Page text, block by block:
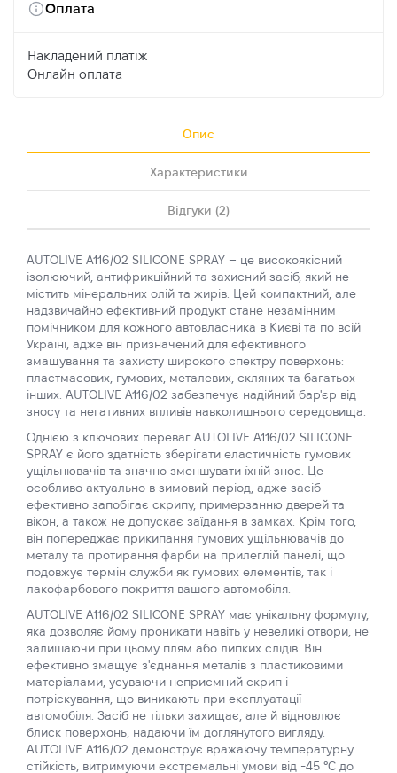
Оплата
Накладений платіж
Онлайн оплата
Опис
Характеристики
Відгуки (2)
AUTOLIVE A116/02 SILICONE SPRAY – це високоякісний
ізолюючий, антифрикційний та захисний засіб, який не
містить мінеральних олій та жирів. Цей компактний, але
надзвичайно ефективний продукт стане незамінним
помічником для кожного автовласника в Києві та по всій
Україні, адже він призначений для ефективного
змащування та захисту широкого спектру поверхонь:
пластмасових, гумових, металевих, скляних та багатьох
інших. AUTOLIVE A116/02 забезпечує надійний бар'єр від
зносу та негативних впливів навколишнього середовища.
Однією з ключових переваг AUTOLIVE A116/02 SILICONE
SPRAY є його здатність зберігати еластичність гумових
ущільнювачів та значно зменшувати їхній знос. Це
особливо актуально в зимовий період, адже засіб
ефективно запобігає скрипу, примерзанню дверей та
вікон, а також не допускає заїдання в замках. Крім того,
він попереджає прикипання гумових ущільнювачів до
металу та протирання фарби на прилеглій панелі, що
подовжує термін служби як гумових елементів, так і
лакофарбового покриття вашого автомобіля.
AUTOLIVE A116/02 SILICONE SPRAY має унікальну формулу,
яка дозволяє йому проникати навіть у невеликі отвори, не
залишаючи при цьому плям або липких слідів. Він
ефективно змащує з'єднання металів з пластиковими
матеріалами, усуваючи неприємний скрип і
потріскування, що виникають при експлуатації
автомобіля. Засіб не тільки захищає, але й відновлює
блиск поверхонь, надаючи їм доглянутого вигляду.
AUTOLIVE A116/02 демонструє вражаючу температурну
стійкість, витримуючи екстремальні умови від -45 °C до